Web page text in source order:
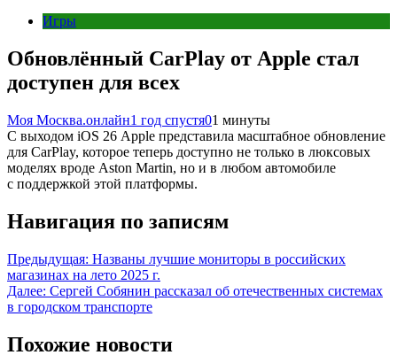
Игры
Обновлённый CarPlay от Apple стал
доступен для всех
Моя Москва.онлайн1 год спустя01 минуты
С выходом iOS 26 Apple представила масштабное обновление
для CarPlay, которое теперь доступно не только в люксовых
моделях вроде Aston Martin, но и в любом автомобиле
с поддержкой этой платформы.
Навигация по записям
Предыдущая: Названы лучшие мониторы в российских
магазинах на лето 2025 г.
Далее: Сергей Собянин рассказал об отечественных системах
в городском транспорте
Похожие новости